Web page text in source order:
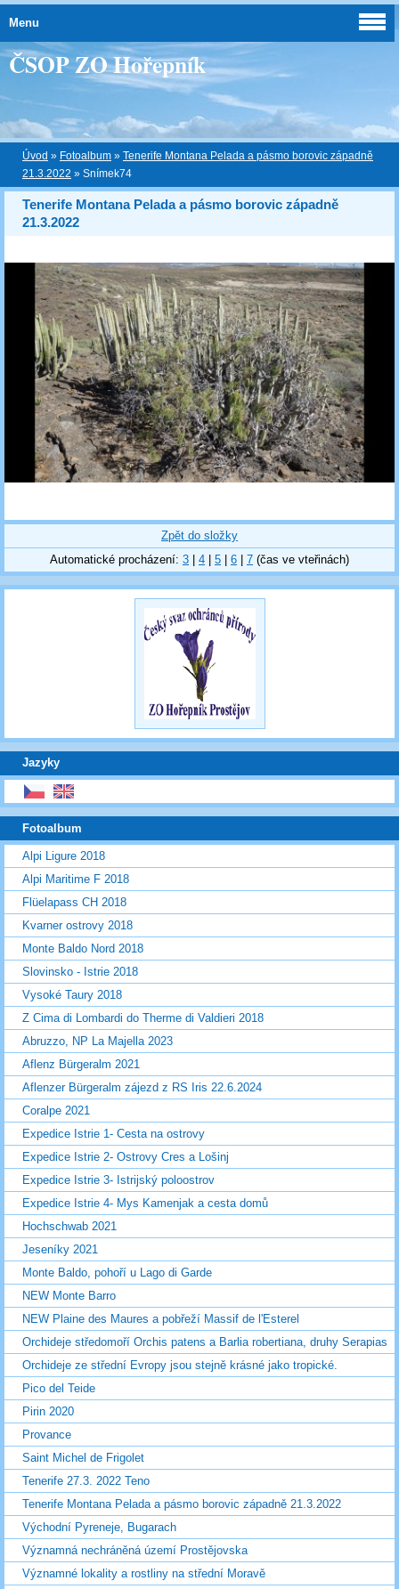
ČSOP ZO Hořepník
Úvod » Fotoalbum » Tenerife Montana Pelada a pásmo borovic západně
21.3.2022 » Snímek74
Tenerife Montana Pelada a pásmo borovic západně
21.3.2022
Zpět do složky
Automatické procházení: 3 | 4 | 5 | 6 | 7 (čas ve vteřinách)
Jazyky
Menu
Fotoalbum
Alpi Ligure 2018
Alpi Maritime F 2018
Flüelapass CH 2018
Kvarner ostrovy 2018
Monte Baldo Nord 2018
Slovinsko - Istrie 2018
Vysoké Taury 2018
Z Cima di Lombardi do Therme di Valdieri 2018
Abruzzo, NP La Majella 2023
Aflenz Bürgeralm 2021
Aflenzer Bürgeralm zájezd z RS Iris 22.6.2024
Coralpe 2021
Expedice Istrie 1- Cesta na ostrovy
Expedice Istrie 2- Ostrovy Cres a Lošinj
Expedice Istrie 3- Istrijský poloostrov
Expedice Istrie 4- Mys Kamenjak a cesta domů
Hochschwab 2021
Jeseníky 2021
Monte Baldo, pohoří u Lago di Garde
NEW Monte Barro
NEW Plaine des Maures a pobřeží Massif de l'Esterel
Orchideje středomoří Orchis patens a Barlia robertiana, druhy Serapias
Orchideje ze střední Evropy jsou stejně krásné jako tropické.
Pico del Teide
Pirin 2020
Provance
Saint Michel de Frigolet
Tenerife 27.3. 2022 Teno
Tenerife Montana Pelada a pásmo borovic západně 21.3.2022
Východní Pyreneje, Bugarach
Významná nechráněná území Prostějovska
Významné lokality a rostliny na střední Moravě